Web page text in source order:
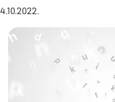
4.10.2022.